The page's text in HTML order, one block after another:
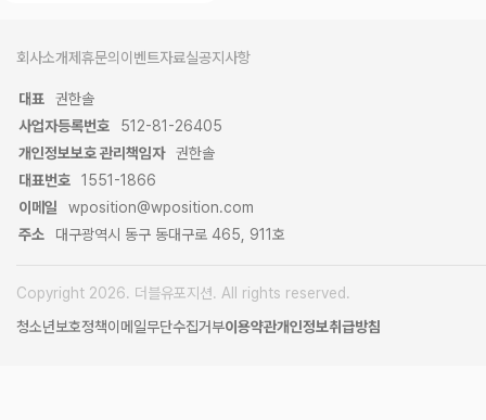
회사소개제휴문의 이벤트자료실공지사항
대표
권한솔
사업자등록번호
512-81-26405
개인정보보호 관리책임자
권한솔
대표번호
1551-1866
이메일
wposition@wposition.com
주소
대구광역시 동구 동대구로 465, 911호
Copyright 2026. 더블유포지션. All rights reserved.
청소년보호정책이메일무단수집거부이용약관개인정보취급방침